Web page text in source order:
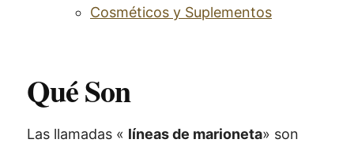
Cosméticos y Suplementos
Qué Son
Las llamadas « líneas de marioneta» son